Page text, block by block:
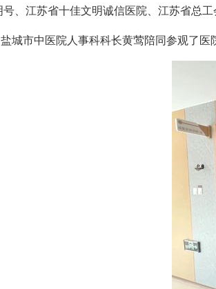
号、江苏省十佳文明诚信医院、江苏省总
城市中医院人事科科长黄莺陪同参观了